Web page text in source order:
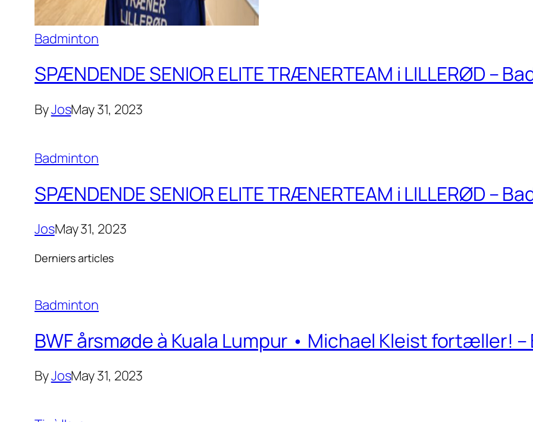
Badminton
SPÆNDENDE SENIOR ELITE TRÆNERTEAM i LILLERØD –
ByJosMay 31, 2023
Badminton
SPÆNDENDE SENIOR ELITE TRÆNERTEAM i LILLERØD –
JosMay 31, 2023
Derniers articles
Badminton
BWF årsmøde à Kuala Lumpur • Michael Kleist fortæller!
ByJosMay 31, 2023